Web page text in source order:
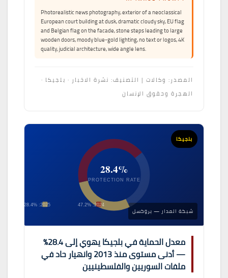
Photorealistic news photography, exterior of a neoclassical
European court building at dusk, dramatic cloudy sky, EU flag
and Belgian flag on the facade, stone steps leading to large
wooden doors, moody blue-gold lighting, no text or logos, 4K
quality, judicial architecture, wide angle lens.
المصدر: وكالات | التصنيف: نشرة الاخبار · بلجيكا ·
الهجرة وحقوق الإنسان
بلجيكا
شبكة المدار — بروكسل
28.4%
PROTECTION RATE
2025: 28.4% 2024: 47.2%
معدل الحماية في بلجيكا يهوي إلى 28.4%
— أدنى مستوى منذ 2013 وانهيار حاد في
ملفات السوريين والفلسطينيين